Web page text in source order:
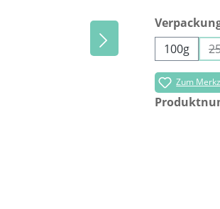
100g
Zum